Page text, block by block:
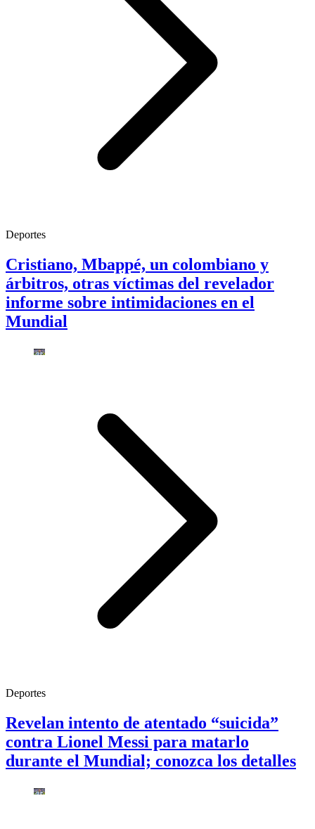
Deportes
Cristiano, Mbappé, un colombiano y
árbitros, otras víctimas del revelador
informe sobre intimidaciones en el
Mundial
Deportes
Revelan intento de atentado “suicida”
contra Lionel Messi para matarlo
durante el Mundial; conozca los detalles